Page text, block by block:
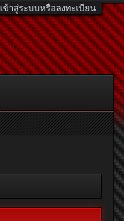
เข้าสู่ระบบหรือลงทะเบียน